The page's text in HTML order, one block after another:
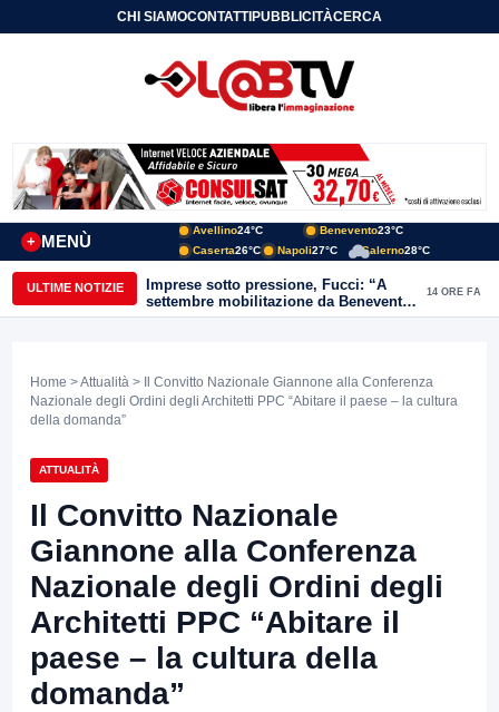
CHI SIAMOCONTATTIPUBBLICITÀCERCA
MENÙ
+
Avellino24°C Benevento23°C
Caserta26°C Napoli27°C Salerno28°C
ULTIME NOTIZIE
Imprese sotto pressione, Fucci: “A
settembre mobilitazione da Benevento
e Avellino”
14 ORE FA
Home >Attualità > Il Convitto Nazionale Giannone alla Conferenza
Nazionale degli Ordini degli Architetti PPC “Abitare il paese – la cultura
della domanda”
ATTUALITÀ
Il Convitto Nazionale
Giannone alla Conferenza
Nazionale degli Ordini degli
Architetti PPC “Abitare il
paese – la cultura della
domanda”